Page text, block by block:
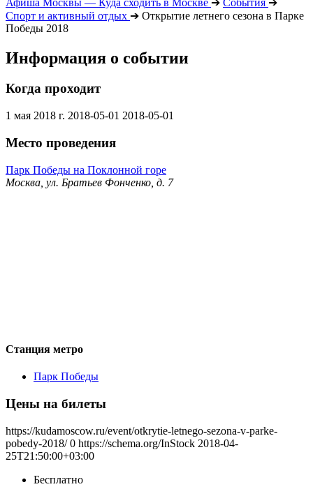
Спорт и активный отдых ➔ Открытие летнего сезона в Парке
Победы 2018
Информация о событии
Когда проходит
1 мая 2018 г. 2018-05-01 2018-05-01
Место проведения
Парк Победы на Поклонной горе
Москва, ул. Братьев Фонченко, д. 7
Станция метро
Парк Победы
Цены на билеты
https://kudamoscow.ru/event/otkrytie-letnego-sezona-v-parke-
pobedy-2018/ 0 https://schema.org/InStock 2018-04-
25T21:50:00+03:00
Бесплатно